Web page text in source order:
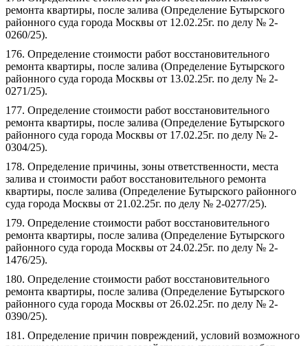
ремонта квартиры, после залива (Определение Бутырского
районного суда города Москвы от 12.02.25г. по делу № 2-
0260/25).
176. Определение стоимости работ восстановительного
ремонта квартиры, после залива (Определение Бутырского
районного суда города Москвы от 13.02.25г. по делу № 2-
0271/25).
177. Определение стоимости работ восстановительного
ремонта квартиры, после залива (Определение Бутырского
районного суда города Москвы от 17.02.25г. по делу № 2-
0304/25).
178. Определение причины, зоны ответственности, места
залива и стоимости работ восстановительного ремонта
квартиры, после залива (Определение Бутырского районного
суда города Москвы от 21.02.25г. по делу № 2-0277/25).
179. Определение стоимости работ восстановительного
ремонта квартиры, после залива (Определение Бутырского
районного суда города Москвы от 24.02.25г. по делу № 2-
1476/25).
180. Определение стоимости работ восстановительного
ремонта квартиры, после залива (Определение Бутырского
районного суда города Москвы от 26.02.25г. по делу № 2-
0390/25).
181. Определение причин повреждений, условий возможного